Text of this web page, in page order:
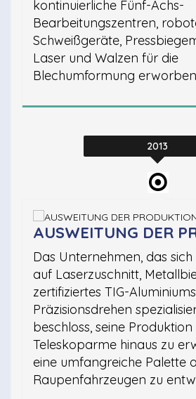
kontinuierliche Fünf-Achs-
Bearbeitungszentren,
Schweißgeräte,
Laser und Walzen für die
Blechumformung
2013
AUSWEITUNG DER
Das Unternehmen, das
auf Laserzuschnitt,
zertifiziertes TIG-
Präzisionsdrehen
beschloss, seine
Teleskoparme hinaus zu
eine umfangreiche Palette
Raupenfahrzeugen zu